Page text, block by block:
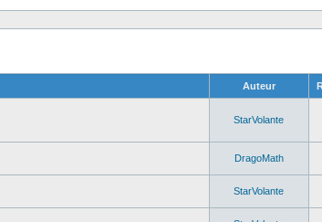
Auteur
StarVolante
DragoMath
StarVolante